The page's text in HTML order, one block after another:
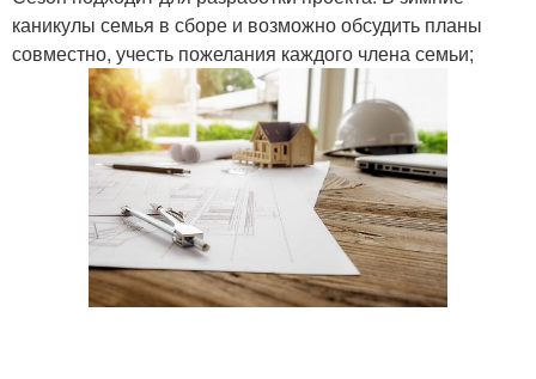
каникулы семья в сборе и возможно обсудить планы
совместно, учесть пожелания каждого члена семьи;